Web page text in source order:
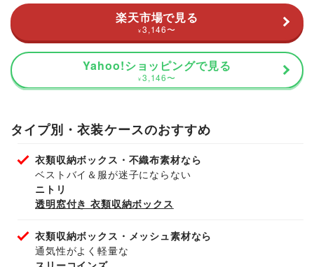
楽天市場で見る
¥ 3,146〜
Yahoo!ショッピングで見る
¥ 3,146〜
タイプ別・衣装ケースのおすすめ
衣類収納ボックス・不織布素材なら
ベストバイ＆服が迷子にならない
ニトリ
透明窓付き 衣類収納ボックス
衣類収納ボックス・メッシュ素材なら
通気性がよく軽量な